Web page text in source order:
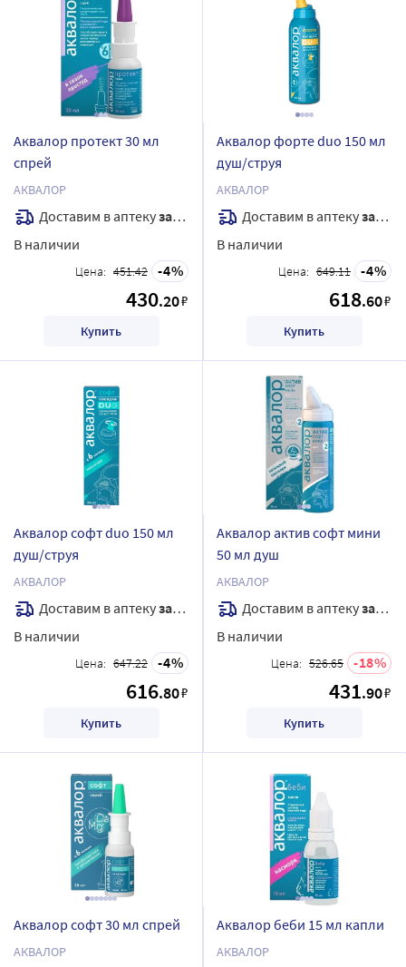
Аквалор протект 30 мл
спрей
АКВАЛОР
Доставим в аптекузавтра
В наличии
Цена: 451.42 4
430.20₽
Купить
Аквалор форте duo 150 мл
душ/струя
АКВАЛОР
Доставим в аптекузавтра
В наличии
Цена: 649.11 4
618.60₽
Купить
Аквалор софт duo 150 мл
душ/струя
АКВАЛОР
Доставим в аптекузавтра
В наличии
Цена: 647.22 4
616.80₽
Купить
Аквалор актив софт мини
50 мл душ
АКВАЛОР
Доставим в аптекузавтра
В наличии
Цена: 526.65 18
431.90₽
Купить
Аквалор софт 30 мл спрей
АКВАЛОР
Аквалор беби 15 мл капли
АКВАЛОР